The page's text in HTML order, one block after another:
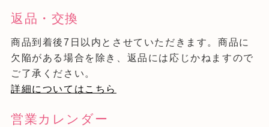
返品・交換
商品到着後7日以内とさせていただきます。商品に
欠陥がある場合を除き、返品には応じかねますので
ご了承ください。
詳細についてはこちら
営業カレンダー